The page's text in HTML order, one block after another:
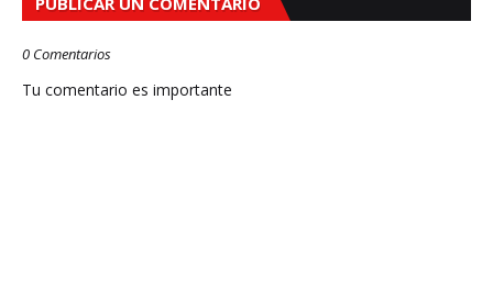
0 Comentarios
Tu comentario es importante